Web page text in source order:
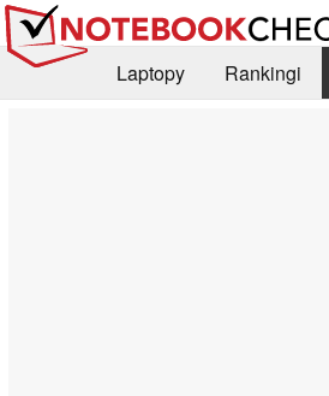
Laptopy Rankingi